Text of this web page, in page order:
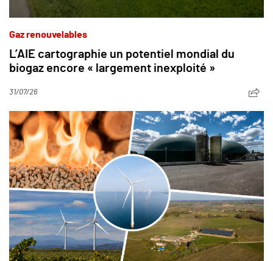
Gaz renouvelables
L’AIE cartographie un potentiel mondial du
biogaz encore « largement inexploité »
31/07/26